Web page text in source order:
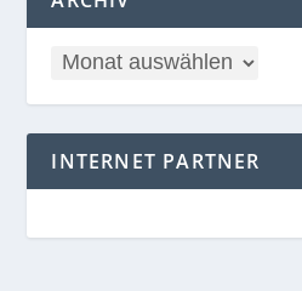
INTERNET PARTNER